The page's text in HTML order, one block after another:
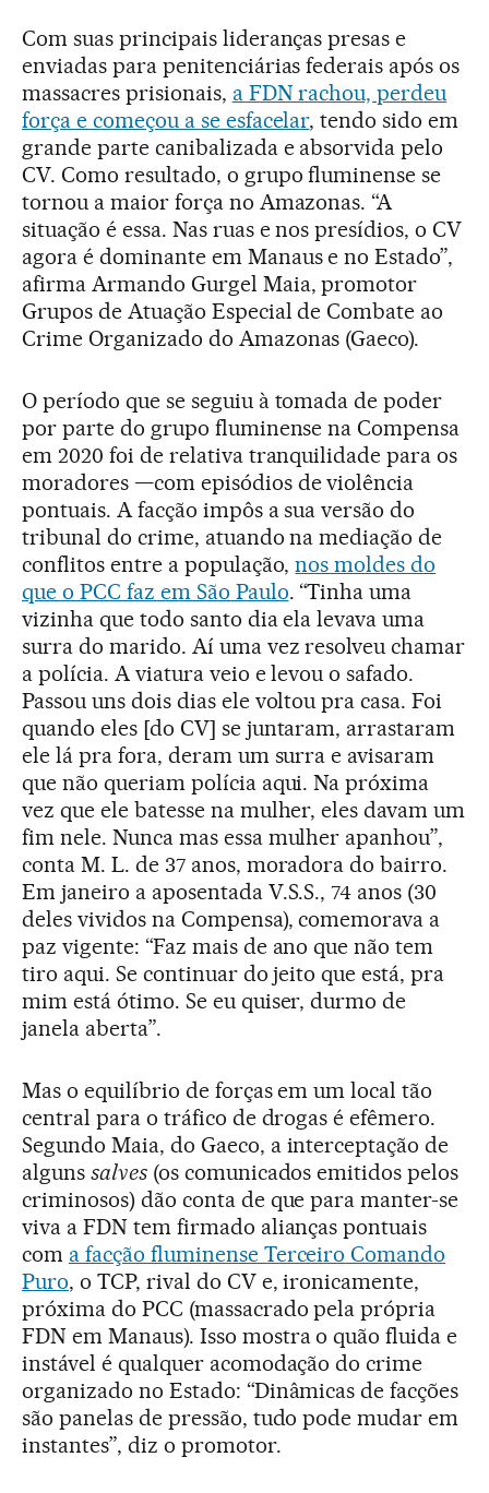
Com suas principais lideranças presas e
enviadas para penitenciárias federais após os
massacres prisionais, a FDN rachou, perdeu
força e começou a se esfacelar, tendo sido em
grande parte canibalizada e absorvida pelo
CV. Como resultado, o grupo fluminense se
tornou a maior força no Amazonas. “A
situação é essa. Nas ruas e nos presídios, o CV
agora é dominante em Manaus e no Estado”,
afirma Armando Gurgel Maia, promotor
Grupos de Atuação Especial de Combate ao
Crime Organizado do Amazonas (Gaeco).
O período que se seguiu à tomada de poder
por parte do grupo fluminense na Compensa
em 2020 foi de relativa tranquilidade para os
moradores —com episódios de violência
pontuais. A facção impôs a sua versão do
tribunal do crime, atuando na mediação de
conflitos entre a população,nos moldes do
que o PCC faz em São Paulo. “Tinha uma
vizinha que todo santo dia ela levava uma
surra do marido. Aí uma vez resolveu chamar
a polícia. A viatura veio e levou o safado.
Passou uns dois dias ele voltou pra casa. Foi
quando eles [do CV] se juntaram, arrastaram
ele lá pra fora, deram um surra e avisaram
que não queriam polícia aqui. Na próxima
vez que ele batesse na mulher, eles davam um
fim nele. Nunca mas essa mulher apanhou”,
conta M. L. de 37 anos, moradora do bairro.
Em janeiro a aposentada V.S.S., 74 anos (30
deles vividos na Compensa), comemorava a
paz vigente: “Faz mais de ano que não tem
tiro aqui. Se continuar do jeito que está, pra
mim está ótimo. Se eu quiser, durmo de
janela aberta”.
Mas o equilíbrio de forças em um local tão
central para o tráfico de drogas é efêmero.
Segundo Maia, do Gaeco, a interceptação de
alguns salves(os comunicados emitidos pelos
criminosos) dão conta de que para manter-se
viva a FDN tem firmado alianças pontuais
com a facção fluminense Terceiro Comando
Puro, o TCP, rival do CV e, ironicamente,
próxima do PCC (massacrado pela própria
FDN em Manaus). Isso mostra o quão fluida e
instável é qualquer acomodação do crime
organizado no Estado: “Dinâmicas de facções
são panelas de pressão, tudo pode mudar em
instantes”, diz o promotor.